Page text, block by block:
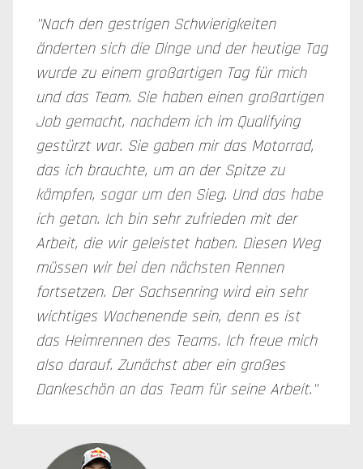
"Nach den gestrigen Schwierigkeiten
änderten sich die Dinge und der heutige Tag
wurde zu einem großartigen Tag für mich
und das Team. Sie haben einen großartigen
Job gemacht, nachdem ich im Qualifying
gestürzt war. Sie gaben mir das Motorrad,
das ich brauchte, um an der Spitze zu
kämpfen, sogar um den Sieg. Und das habe
ich getan. Ich bin sehr zufrieden mit der
Arbeit, die wir geleistet haben. Diesen Weg
müssen wir bei den nächsten Rennen
fortsetzen. Der Sachsenring wird ein sehr
wichtiges Wochenende sein, denn es ist
das Heimrennen des Teams. Ich freue mich
also darauf. Zunächst aber ein großes
Dankeschön an das Team für seine Arbeit."